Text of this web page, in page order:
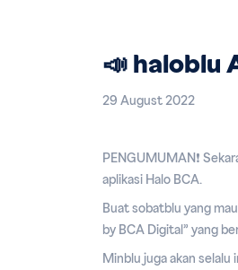
📣 haloblu
29 August 2022
PENGUMUMAN❗️
aplikasi Halo BCA.
Buat sobatblu yang
by BCA Digital” yang
Minblu juga akan